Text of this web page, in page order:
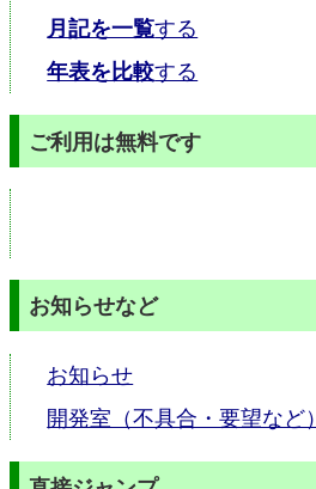
月記を一覧する
年表を比較する
ご利用は無料です
お知らせなど
お知らせ
開発室（不具合・要望など）